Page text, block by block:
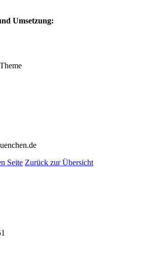
Umsetzung:
Seite Zurück zur Übersicht